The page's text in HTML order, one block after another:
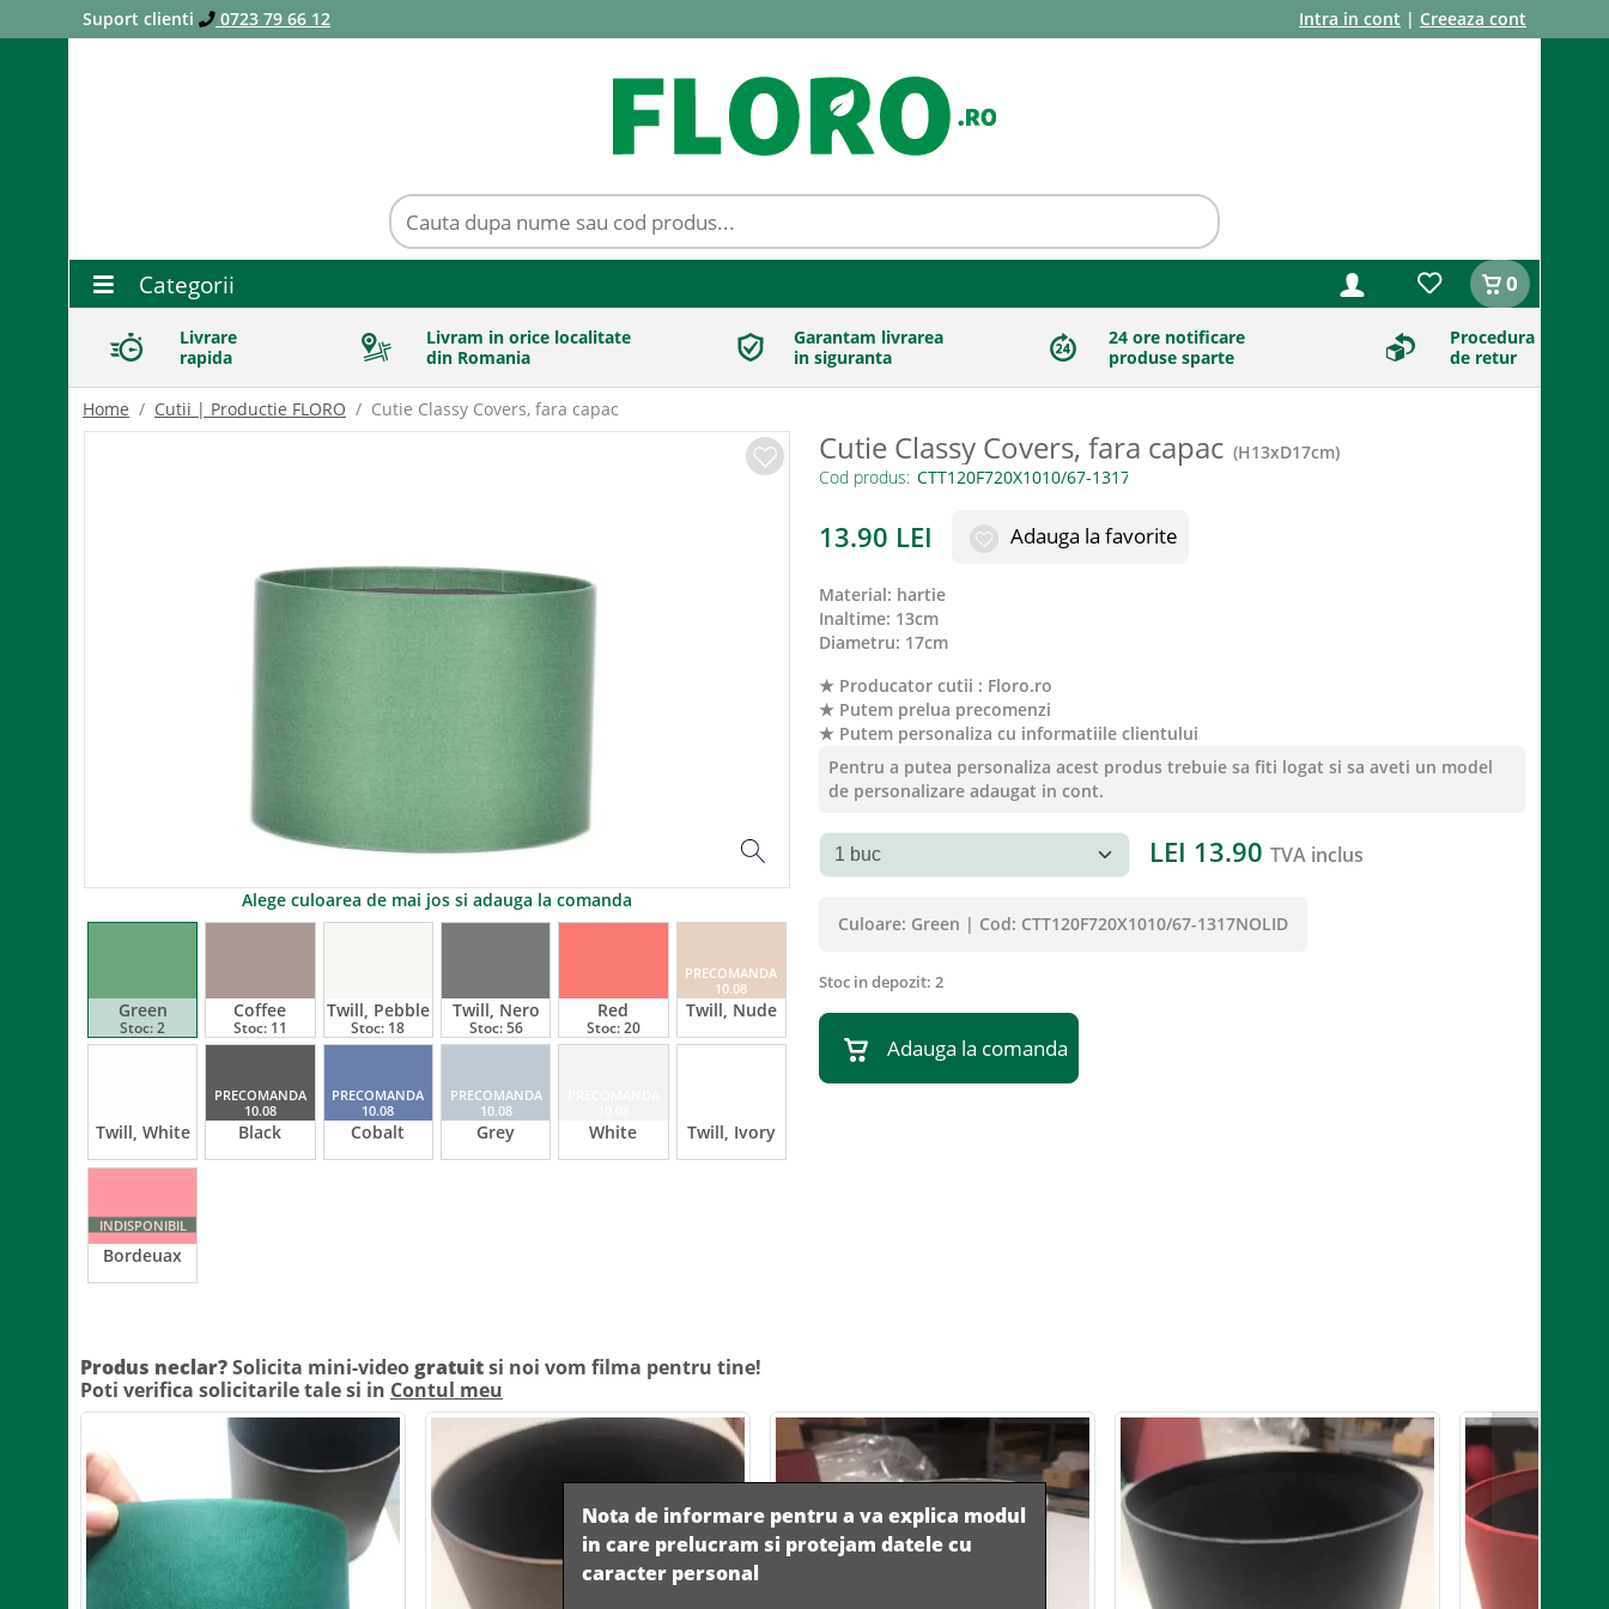
Suport clienti 0723 79 66 12 Intra in cont | Creeaza cont
Categorii 0
Livrare
rapida
Livram in orice localitate
din Romania
Garantam livrarea
in siguranta
24 ore notificare
produse sparte
Procedura
de retur
Home Cutii | Productie FLORO Cutie Classy Covers, fara capac
Alege culoarea de mai jos si adauga la comanda
Green
Stoc:2
Coffee
Stoc: 11
Twill, Pebble
Stoc: 18
Twill, Nero
Stoc:56
Red
Stoc:20
Twill, Nude
PRECOMANDA
10.08
Twill, White Black
PRECOMANDA
10.08
Cobalt
PRECOMANDA
10.08
Grey
PRECOMANDA
10.08
White Twill, Ivory
Bordeuax
INDISPONIBIL
Cutie Classy Covers, fara capac (H13xD17cm)
Cod produs:
13.90 LEI Adauga la favorite
material: hartie
inaltime: 13cm
diametru: 17cm
★ Producator cutii : Floro.ro
★ Putem prelua precomenzi
★ Putem personaliza cu informatiile clientului
Pentru a putea personaliza acest produs trebuie sa fiti logat si sa aveti un model
de personalizare adaugat in cont.
LEI 13.90 TVA inclus
Culoare: Green | Cod: CTT120F720X1010/67-1317NOLID
Stoc in depozit: 2
Adauga la comanda
Produs neclar?Solicita mini-video gratuitsi noi vom filma pentru tine!
Poti verifica solicitarile tale si in Contul meu
Nota de informare pentru a va explica modul
in care prelucram si protejam datele cu
caracter personal